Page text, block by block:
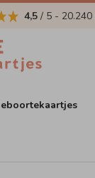
4,5 / 5 - 20.240